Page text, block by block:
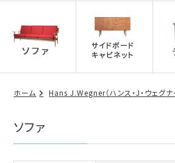
ホーム Hans J.Wegner（ハンス・J・ウェグナ
ソファ